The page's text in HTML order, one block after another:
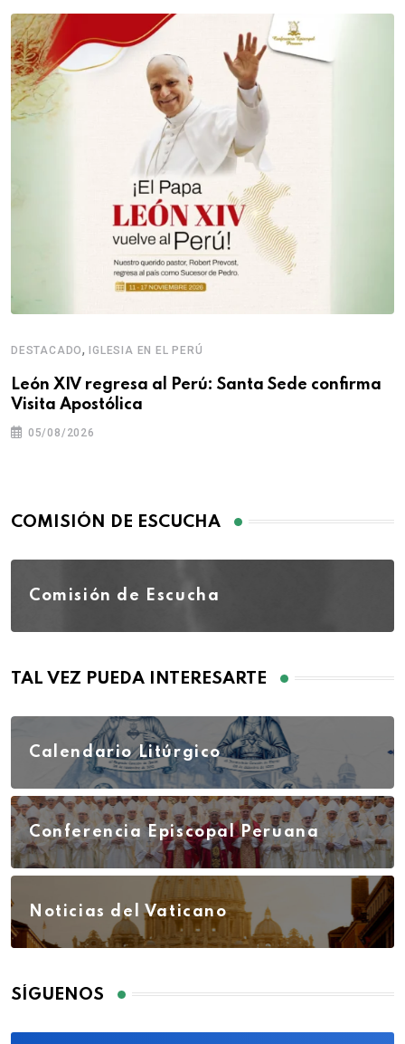
DESTACADO,IGLESIA EN EL PERÚ
León XIV regresa al Perú: Santa Sede confirma
Visita Apostólica
05/08/2026
COMISIÓN DE ESCUCHA
Comisión de Escucha
TAL VEZ PUEDA INTERESARTE
Calendario Litúrgico
Conferencia Episcopal Peruana
Noticias del Vaticano
SÍGUENOS